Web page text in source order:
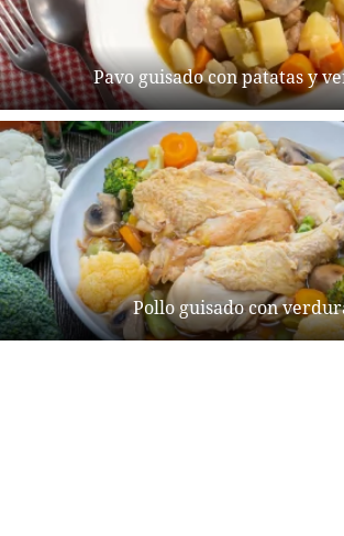
Pavo guisado con patatas y
Pollo guisado con